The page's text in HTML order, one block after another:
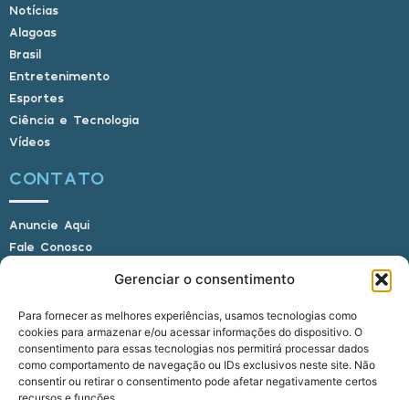
Gerenciar o consentimento
Para fornecer as melhores experiências, usamos tecnologias como
cookies para armazenar e/ou acessar informações do dispositivo. O
consentimento para essas tecnologias nos permitirá processar dados
como comportamento de navegação ou IDs exclusivos neste site. Não
consentir ou retirar o consentimento pode afetar negativamente certos
Notícias
Alagoas
Brasil
Entretenimento
Esportes
Ciência e Tecnologia
Vídeos
CONTATO
Anuncie Aqui
Fale Conosco
E-mail: alagoasbrasilnoticias@gmail.com
Telefone: (82) 9 9691-0391 (Whatsapp)
Responsável Técnico: Crysthyan Carlos